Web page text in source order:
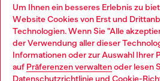
Um Ihnen ein besseres Erlebnis zu
Website Cookies von Erst und
Technologien. Wenn Sie "Alle
der Verwendung aller dieser
Informationen oder zur Auswahl Ihrer
auf Präferenzen verwaltenoder lesen
Datenschutzrichtlinieund Cookie-
CORPORATE
Choose your location
You are currently browsing